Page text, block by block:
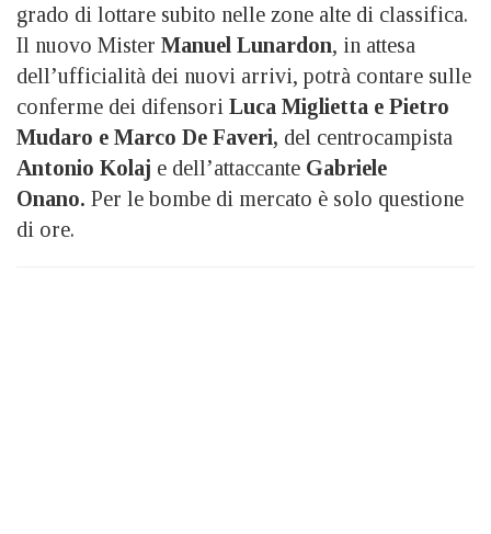
grado di lottare subito nelle zone alte di classifica.
Il nuovo Mister Manuel Lunardon, in attesa
dell’ufficialità dei nuovi arrivi, potrà contare sulle
conferme dei difensori Luca Miglietta e Pietro
Mudaro e Marco De Faveri, del centrocampista
Antonio Kolaj e dell’attaccante Gabriele
Onano. Per le bombe di mercato è solo questione
di ore.